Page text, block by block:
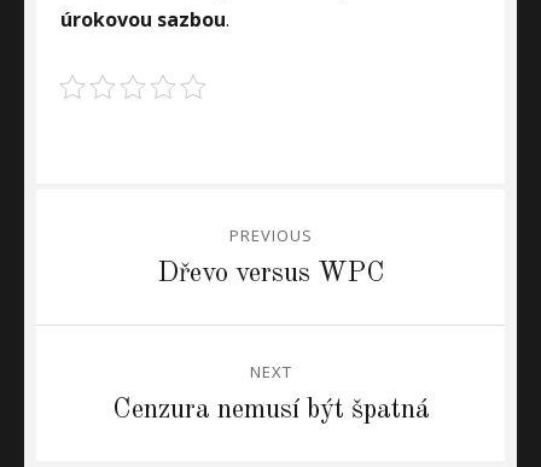
úrokovou sazbou.
PREVIOUS
Dřevo versus WPC
NEXT
Cenzura nemusí být špatná